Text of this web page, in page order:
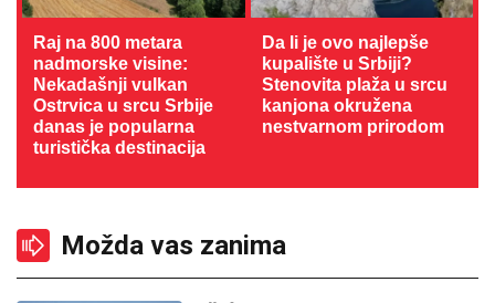
Raj na 800 metara
nadmorske visine:
Nekadašnji vulkan
Ostrvica u srcu Srbije
danas je popularna
turistička destinacija
Da li je ovo najlepše
kupalište u Srbiji?
Stenovita plaža u srcu
kanjona okružena
nestvarnom prirodom
Možda vas zanima